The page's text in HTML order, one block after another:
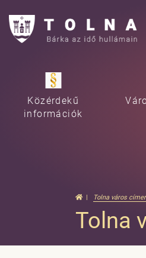
Közérdekű
információk
Tolna város
Tolna